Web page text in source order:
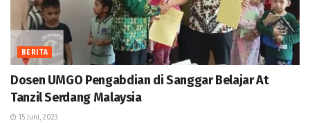
BERITA
Dosen UMGO Pengabdian di Sanggar Belajar At
Tanzil Serdang Malaysia
15 Juni, 2023